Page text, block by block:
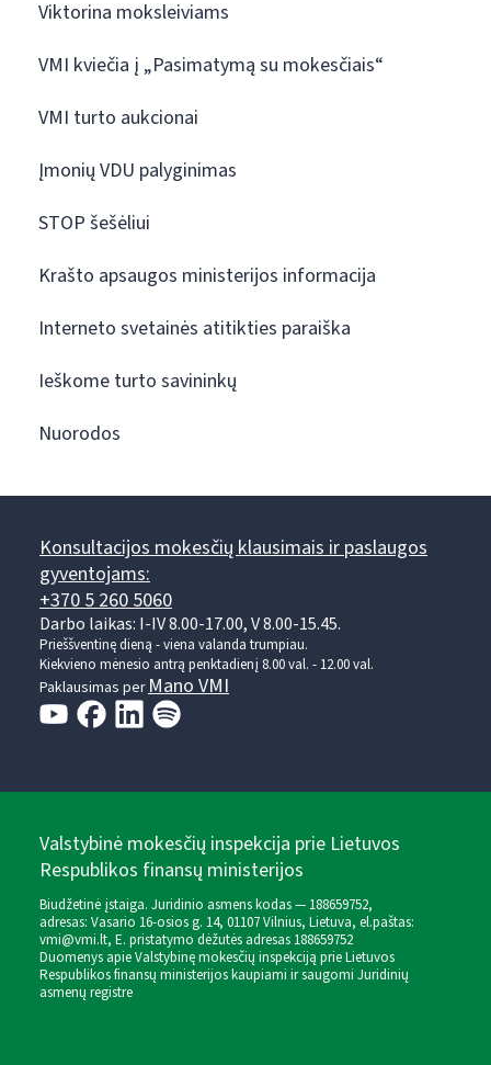
Viktorina moksleiviams
VMI kviečia į „Pasimatymą su mokesčiais“
VMI turto aukcionai
Įmonių VDU palyginimas
STOP šešėliui
Krašto apsaugos ministerijos informacija
Interneto svetainės atitikties paraiška
Ieškome turto savininkų
Nuorodos
Konsultacijos mokesčių klausimais ir paslaugos
gyventojams:
+370 5 260 5060
Darbo laikas: I-IV 8.00-17.00, V 8.00-15.45.
Prieššventinę dieną - viena valanda trumpiau.
Kiekvieno mėnesio antrą penktadienį 8.00 val. - 12.00 val.
Paklausimas perMano VMI
Valstybinė mokesčių inspekcija prie Lietuvos
Respublikos finansų ministerijos
Biudžetinė įstaiga. Juridinio asmens kodas — 188659752,
adresas: Vasario 16-osios g. 14, 01107 Vilnius, Lietuva, el.paštas:
vmi@vmi.lt, E. pristatymo dėžutės adresas 188659752
Duomenys apie Valstybinę mokesčių inspekciją prie Lietuvos
Respublikos finansų ministerijos kaupiami ir saugomi Juridinių
asmenų registre